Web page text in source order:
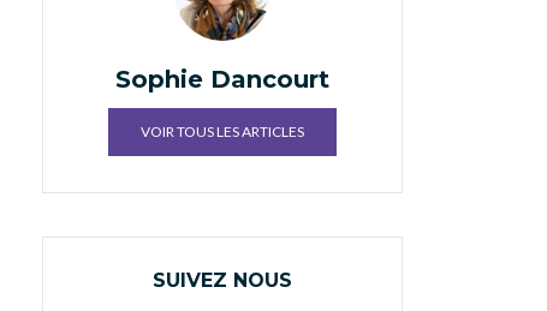
Sophie Dancourt
VOIR TOUS LES ARTICLES
SUIVEZ NOUS